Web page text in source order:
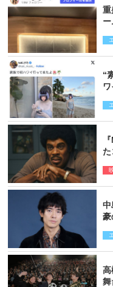
重
“
中
豪
高
舞